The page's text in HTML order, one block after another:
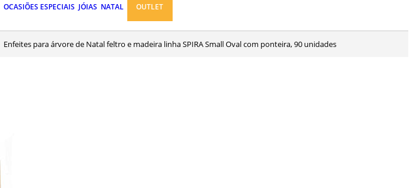
OCASIÕES ESPECIAIS JÓIAS NATAL OUTLET
Enfeites para árvore de Natal feltro e madeira linha SPIRA Small Oval com ponteira, 90 unidades